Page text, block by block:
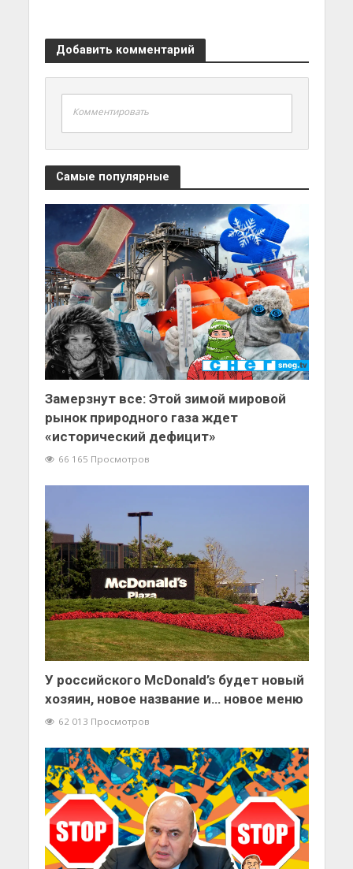
Добавить комментарий
Комментировать
Самые популярные
Замерзнут все: Этой зимой мировой
рынок природного газа ждет
«исторический дефицит»
66 165 Просмотров
У российского McDonald’s будет новый
хозяин, новое название и… новое меню
62 013 Просмотров